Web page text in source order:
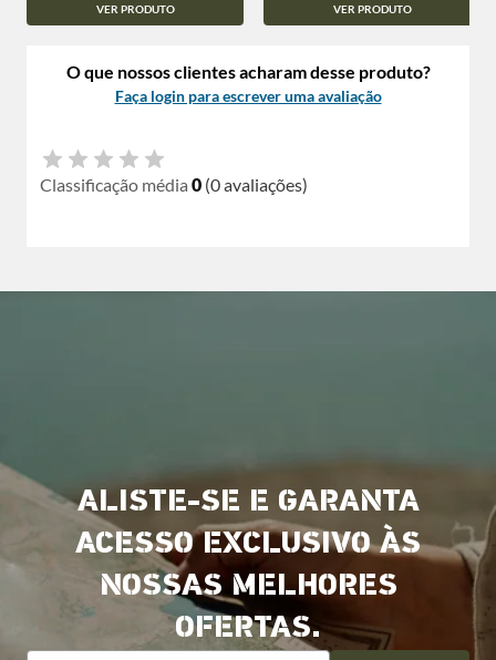
VER PRODUTO VER PRODUTO
O que nossos clientes acharam desse produto?
Faça login para escrever uma avaliação
Classificação média 0 (0 avaliações)
ALISTE-SE E GARANTA
ACESSO EXCLUSIVO ÀS
NOSSAS MELHORES
OFERTAS.